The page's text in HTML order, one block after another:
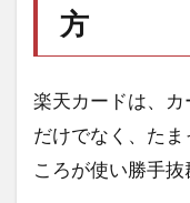
方
楽天カードは、
だけでなく、た
ころが使い勝手抜